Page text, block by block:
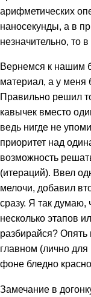
арифметических
наносекунды, а в
незначительно, то
Вернемся к нашим
материал, а у меня
Правильно решил
кавычек вместо
ведь нигде не
приоритет над
возможность
(итераций). Ввел
мелочи, добавил
сразу. Я так
несколько этапов
разбирайся?
главном (лично
фоне бледно
Замечание в